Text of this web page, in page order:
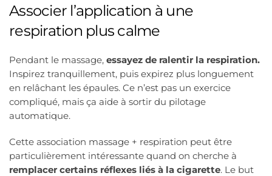
Associer l’application à une
respiration plus calme
Pendant le massage, essayez de ralentir la respiration.
Inspirez tranquillement, puis expirez plus longuement
en relâchant les épaules. Ce n’est pas un exercice
compliqué, mais ça aide à sortir du pilotage
automatique.
Cette association massage + respiration peut être
particulièrement intéressante quand on cherche à
remplacer certains réflexes liés à la cigarette. Le but